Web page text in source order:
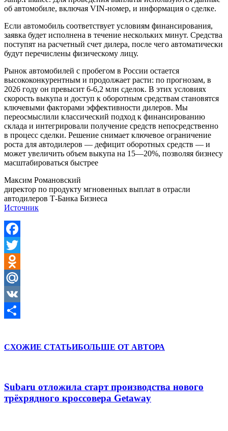
об автомобиле, включая VIN-номер, и информация о сделке.
Если автомобиль соответствует условиям финансирования,
заявка будет исполнена в течение нескольких минут. Средства
поступят на расчетный счет дилера, после чего автоматически
будут перечислены физическому лицу.
Рынок автомобилей с пробегом в России остается
высококонкурентным и продолжает расти: по прогнозам, в
2026 году он превысит 6-6,2 млн сделок. В этих условиях
скорость выкупа и доступ к оборотным средствам становятся
ключевыми факторами эффективности дилеров. Мы
переосмыслили классический подход к финансированию
склада и интегрировали получение средств непосредственно
в процесс сделки. Решение снимает ключевое ограничение
роста для автодилеров — дефицит оборотных средств — и
может увеличить объем выкупа на 15—20%, позволяя бизнесу
масштабироваться быстрее
Максим Романовский
директор по продукту мгновенных выплат в отрасли
автодилеров Т-Банка Бизнеса
Источник
Facebook
Twitter
Odnoklassniki
Mail.Ru
VK
СХОЖИЕ СТАТЬИБОЛЬШЕ ОТ АВТОРА
Subaru отложила старт производства нового
трёхрядного кроссовера Getaway